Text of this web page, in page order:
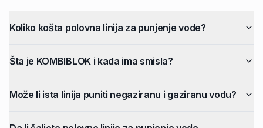
Koliko košta polovna linija za punjenje vode?
Šta je KOMBIBLOK i kada ima smisla?
Može li ista linija puniti negaziranu i gaziranu vodu?